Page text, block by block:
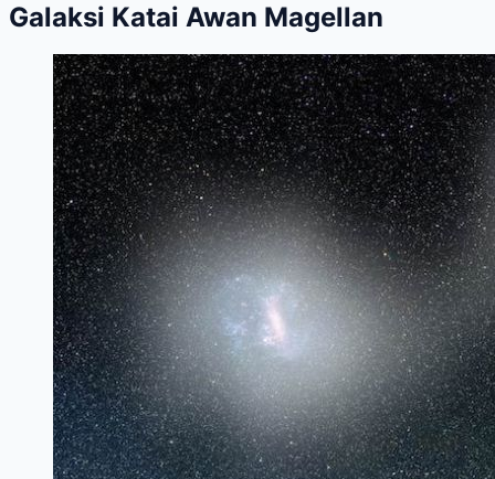
Galaksi Katai Awan Magellan